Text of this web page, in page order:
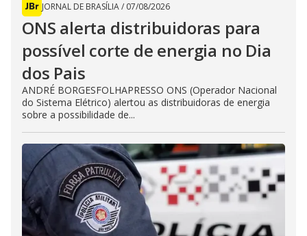
JORNAL DE BRASÍLIA/ 07/08/2026
ONS alerta distribuidoras para
possível corte de energia no Dia
dos Pais
ANDRÉ BORGESFOLHAPRESSO ONS (Operador Nacional
do Sistema Elétrico) alertou as distribuidoras de energia
sobre a possibilidade de...